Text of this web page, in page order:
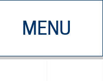
MENU
CHI SIAMO